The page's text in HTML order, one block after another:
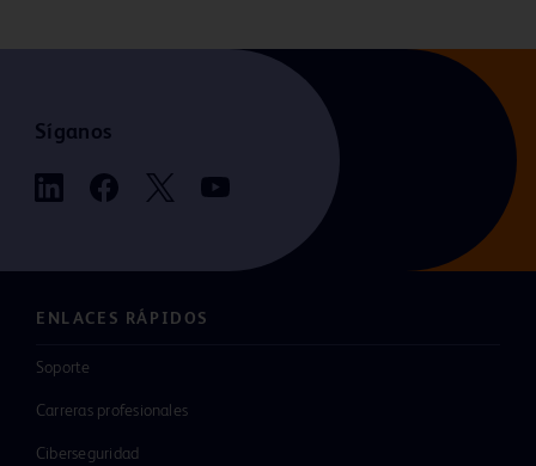
Síganos
ENLACES RÁPIDOS
Soporte
Carreras profesionales
Ciberseguridad